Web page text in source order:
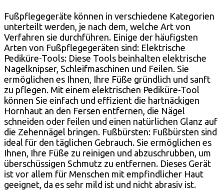
Fußpflegegeräte können in verschiedene Kategorien
unterteilt werden, je nach dem, welche Art von
Verfahren sie durchführen. Einige der häufigsten
Arten von Fußpflegegeräten sind: Elektrische
Pediküre-Tools: Diese Tools beinhalten elektrische
Nagelknipser, Schleifmaschinen und Feilen. Sie
ermöglichen es Ihnen, Ihre Füße gründlich und sanft
zu pflegen. Mit einem elektrischen Pediküre-Tool
können Sie einfach und effizient die hartnäckigen
Hornhaut an den Fersen entfernen, die Nägel
schneiden oder feilen und einen natürlichen Glanz auf
die Zehennägel bringen. Fußbürsten: Fußbürsten sind
ideal für den täglichen Gebrauch. Sie ermöglichen es
Ihnen, Ihre Füße zu reinigen und abzuschrubben, um
überschüssigen Schmutz zu entfernen. Dieses Gerät
ist vor allem für Menschen mit empfindlicher Haut
geeignet, da es sehr mild ist und nicht abrasiv ist.